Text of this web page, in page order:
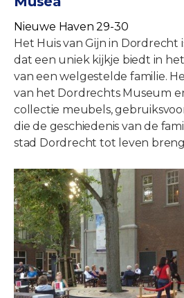
Nieuwe Haven 29-30
Het Huis van Gijn in Dordrecht
dat een uniek kijkje biedt in
van een welgestelde familie.
van het Dordrechts Museum
collectie meubels,
die de geschiedenis van de
stad Dordrecht tot leven